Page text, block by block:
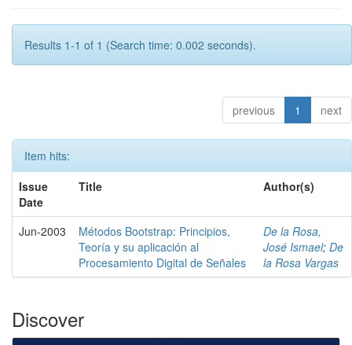
Results 1-1 of 1 (Search time: 0.002 seconds).
previous 1 next
Item hits:
Issue
Date
Title Author(s)
Jun-2003
Métodos Bootstrap: Principios,
Teoría y su aplicación al
Procesamiento Digital de Señales
De la Rosa,
José Ismael; De
la Rosa Vargas
Discover